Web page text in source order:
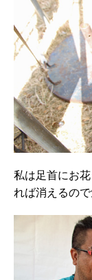
私は足首にお
れば消えるので